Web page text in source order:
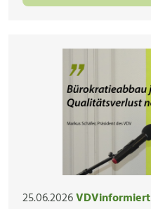
25.06.2026VDVinformiert